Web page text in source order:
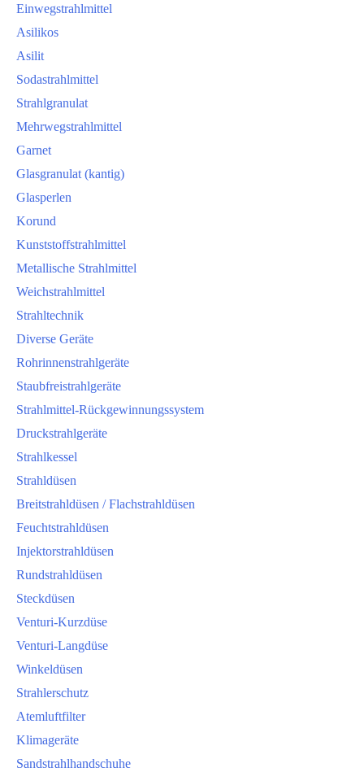
Einwegstrahlmittel
Asilikos
Asilit
Sodastrahlmittel
Strahlgranulat
Mehrwegstrahlmittel
Garnet
Glasgranulat (kantig)
Glasperlen
Korund
Kunststoffstrahlmittel
Metallische Strahlmittel
Weichstrahlmittel
Strahltechnik
Diverse Geräte
Rohrinnenstrahlgeräte
Staubfreistrahlgeräte
Strahlmittel-Rückgewinnungssystem
Druckstrahlgeräte
Strahlkessel
Strahldüsen
Breitstrahldüsen / Flachstrahldüsen
Feuchtstrahldüsen
Injektorstrahldüsen
Rundstrahldüsen
Steckdüsen
Venturi-Kurzdüse
Venturi-Langdüse
Winkeldüsen
Strahlerschutz
Atemluftfilter
Klimageräte
Sandstrahlhandschuhe